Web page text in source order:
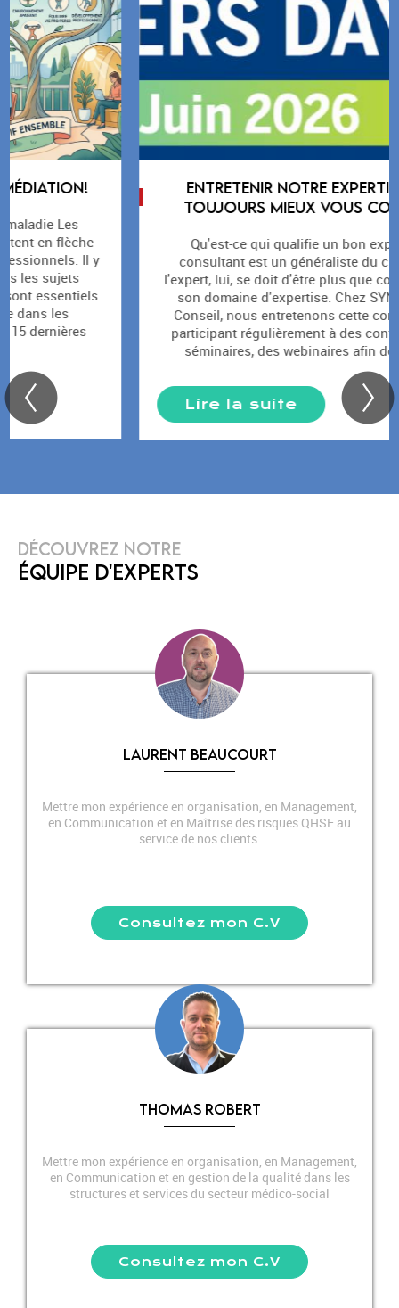
ENTRETENIR NOTRE EXPERTISE POUR
TOUJOURS MIEUX VOUS CONSEILLER
Qu'est-ce qui qualifie un bon expert? Si un
consultant est un généraliste du changement,
l'expert, lui, se doit d'être plus que compétent dans
son domaine d'expertise. Chez SYNERG'ETHIC
Conseil, nous entretenons cette compétence en
participant régulièrement à des conférences, des
séminaires, des webinaires afin de pouvoir...
Lire la suite
DÉCOUVREZ NOTRE
ÉQUIPE D'EXPERTS
LAURENT BEAUCOURT
Mettre mon expérience en organisation, en Management,
en Communication et en Maîtrise des risques QHSE au
service de nos clients.
Consultez mon C.V
THOMAS ROBERT
Mettre mon expérience en organisation, en Management,
en Communication et en gestion de la qualité dans les
structures et services du secteur médico-social
Consultez mon C.V